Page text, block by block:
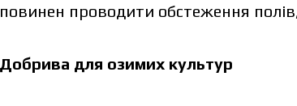
повинен проводити обстеження
Добрива для озимих культур